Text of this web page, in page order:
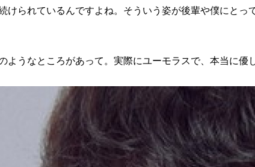
けられているんですよね。そういう姿が後輩や僕にと
ようなところがあって。実際にユーモラスで、本当に優